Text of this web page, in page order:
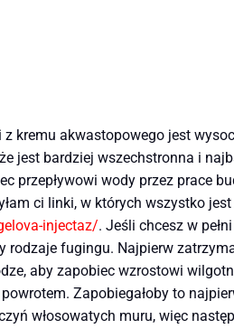
kremu akwastopowego jest
jest bardziej wszechstronna i
przepływowi wody przez prace
ci linki, w których wszystko
injectaz/. Jeśli chcesz w
rodzaje fugingu. Najpierw
aby zapobiec wzrostowi
Zapobiegałoby to
włosowatych muru, więc